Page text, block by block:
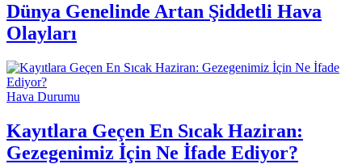
Dünya Genelinde Artan Şiddetli Hava
Olayları
Hava Durumu
Kayıtlara Geçen En Sıcak Haziran:
Gezegenimiz İçin Ne İfade Ediyor?